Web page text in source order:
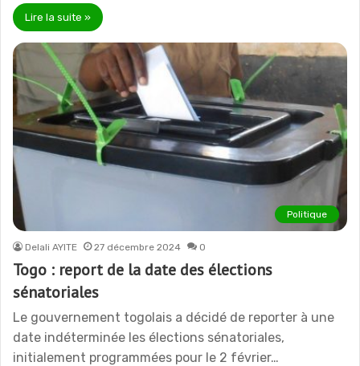
Lire la suite »
Politique
Delali AYITE 27 décembre 2024 0
Togo : report de la date des élections
sénatoriales
Le gouvernement togolais a décidé de reporter à une
date indéterminée les élections sénatoriales,
initialement programmées pour le 2 février…